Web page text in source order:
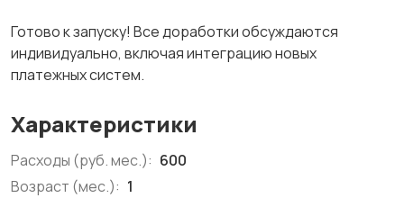
Готово к запуску! Все доработки обсуждаются
индивидуально, включая интеграцию новых
платежных систем.
Характеристики
Расходы (руб. мес.): 600
Возраст (мес.): 1